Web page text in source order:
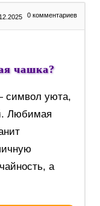
0 комментариев
чашка?
символ уюта,
Любимая
а